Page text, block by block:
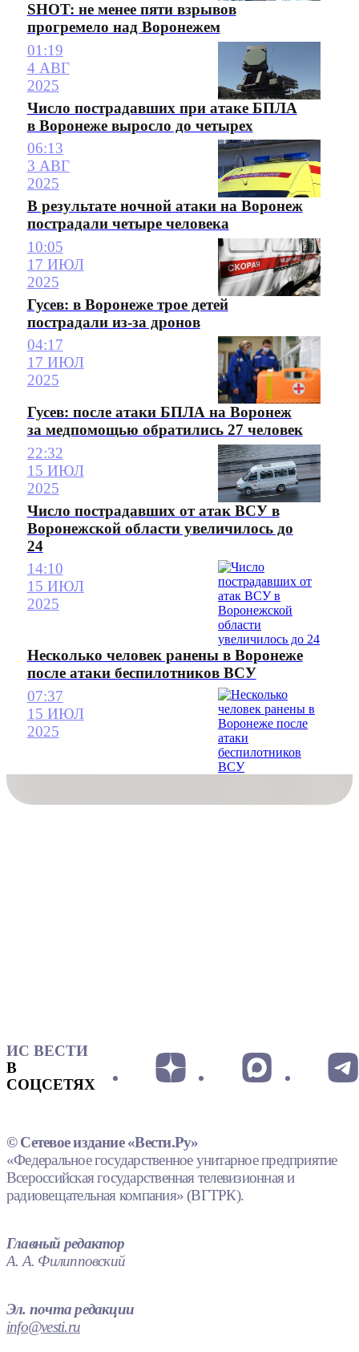
SHOT: не менее пяти взрывов
прогремело над Воронежем
01:19
4 АВГ
2025
Число пострадавших при атаке БПЛА
в Воронеже выросло до четырех
06:13
3 АВГ
2025
В результате ночной атаки на Воронеж
пострадали четыре человека
10:05
17 ИЮЛ
2025
Гусев: в Воронеже трое детей
пострадали из-за дронов
04:17
17 ИЮЛ
2025
Гусев: после атаки БПЛА на Воронеж
за медпомощью обратились 27 человек
22:32
15 ИЮЛ
2025
Число пострадавших от атак ВСУ в
Воронежской области увеличилось до
24
14:10
15 ИЮЛ
2025
Несколько человек ранены в Воронеже
после атаки беспилотников ВСУ
07:37
15 ИЮЛ
2025
ИС ВЕСТИ
В
СОЦСЕТЯХ
© Сетевое издание «Вести.Ру»
«Федеральное государственное унитарное предприятие
Всероссийская государственная телевизионная и
радиовещательная компания» (ВГТРК).
Главный редактор
А. А. Филипповский
Эл. почта редакции
info@vesti.ru